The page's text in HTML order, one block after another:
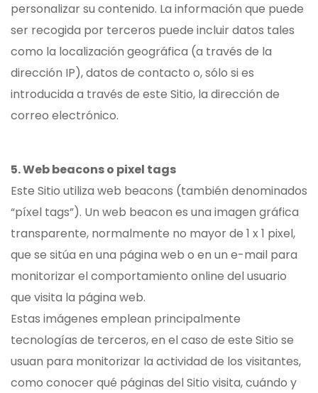
personalizar su contenido. La información que puede
ser recogida por terceros puede incluir datos tales
como la localización geográfica (a través de la
dirección IP), datos de contacto o, sólo si es
introducida a través de este Sitio, la dirección de
correo electrónico.
5. Web beacons o pixel tags
Este Sitio utiliza web beacons (también denominados
“píxel tags”). Un web beacon es una imagen gráfica
transparente, normalmente no mayor de 1 x 1 pixel,
que se sitúa en una página web o en un e-mail para
monitorizar el comportamiento online del usuario
que visita la página web.
Estas imágenes emplean principalmente
tecnologías de terceros, en el caso de este Sitio se
usuan para monitorizar la actividad de los visitantes,
como conocer qué páginas del Sitio visita, cuándo y